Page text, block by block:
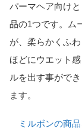
パーマヘア向け
品の1つです。ム
が、柔らかくふ
ほどにウエット
ルを出す事がで
ます。
ミルボンの商